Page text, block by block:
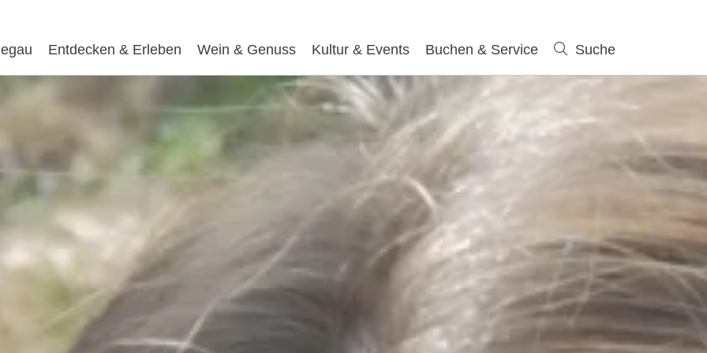
Suche
Entdecken & Erleben Wein & Genuss Kultur & Events Buchen & Service Suche